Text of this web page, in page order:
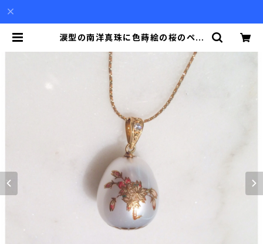
涙型の南洋真珠に色蒔絵の桜のペン